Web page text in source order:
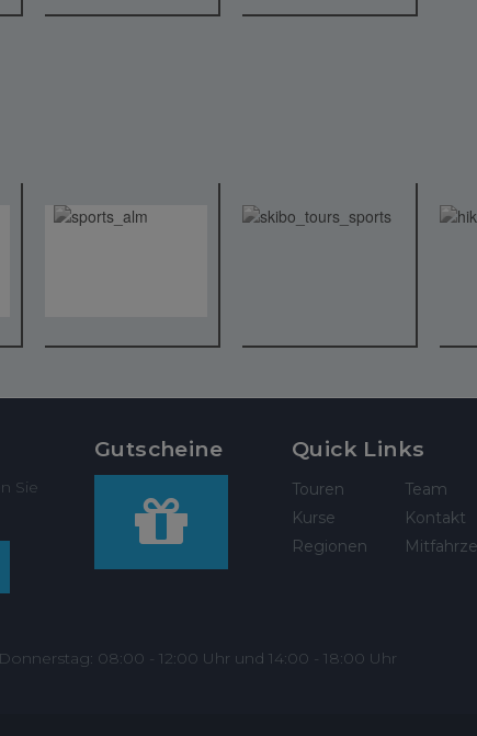
Sie
Gutscheine Quick Links
Touren
Kurse
Regionen
Team
Kontakt
08:00 - 12:00 Uhr und 14:00 - 18:00 Uhr